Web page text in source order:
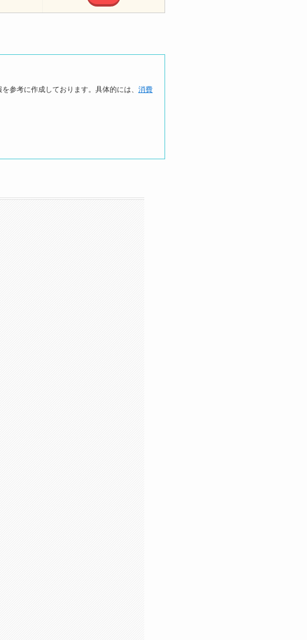
参考に作成しております。具体的には、 消費